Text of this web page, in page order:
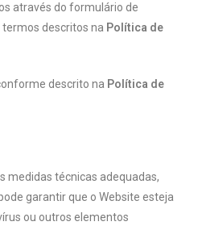
através do formulário de
descritos na Política de
descrito na Política de
medidas técnicas adequadas,
garantir que o Website esteja
ou outros elementos